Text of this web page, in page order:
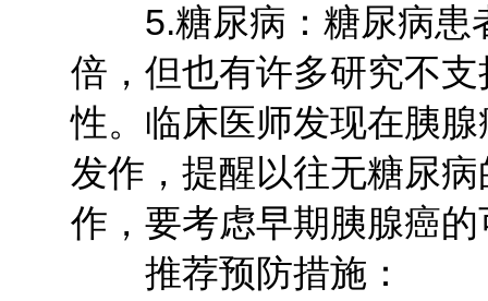
5.糖尿病：糖尿病患
倍，但也有许多研究不
性。临床医师发现在胰
发作，提醒以往无糖尿
作，要考虑早期胰腺癌
推荐预防措施：